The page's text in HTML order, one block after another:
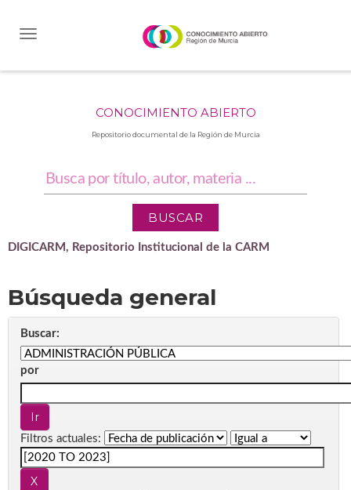
CONOCIMIENTO ABIERTO
Repositorio documental de la Región de Murcia
DIGICARM, Repositorio Institucional de la CARM
Búsqueda general
Buscar:
por
Filtros actuales: